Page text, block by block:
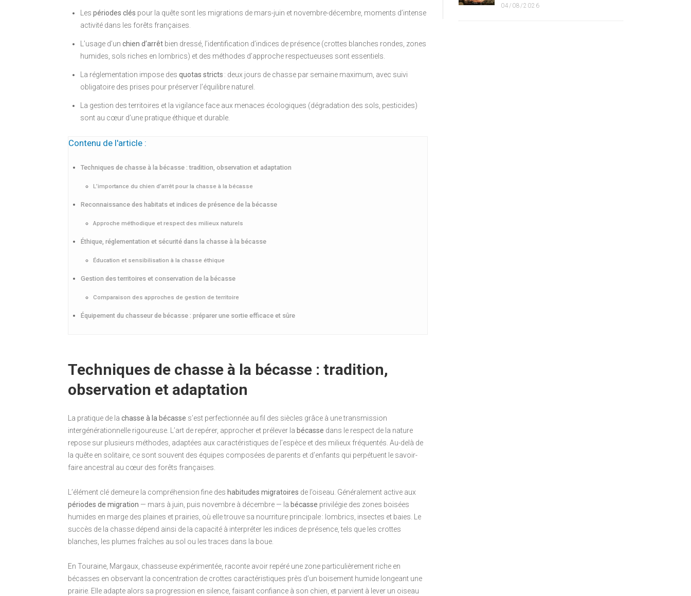
Les périodes clés pour la quête sont les migrations de mars-juin et novembre-décembre, moments d’intense
activité dans les forêts françaises.
L’usage d’un chien d’arrêt bien dressé, l’identification d’indices de présence (crottes blanches rondes, zones
humides, sols riches en lombrics) et des méthodes d’approche respectueuses sont essentiels.
La réglementation impose des quotas stricts : deux jours de chasse par semaine maximum, avec suivi
obligatoire des prises pour préserver l’équilibre naturel.
La gestion des territoires et la vigilance face aux menaces écologiques (dégradation des sols, pesticides)
sont au cœur d’une pratique éthique et durable.
Contenu de l'article :
Techniques de chasse à la bécasse : tradition, observation et adaptation
L’importance du chien d’arrêt pour la chasse à la bécasse
Reconnaissance des habitats et indices de présence de la bécasse
Approche méthodique et respect des milieux naturels
Éthique, réglementation et sécurité dans la chasse à la bécasse
Éducation et sensibilisation à la chasse éthique
Gestion des territoires et conservation de la bécasse
Comparaison des approches de gestion de territoire
Équipement du chasseur de bécasse : préparer une sortie efficace et sûre
Techniques de chasse à la bécasse : tradition,
observation et adaptation
La pratique de la chasse à la bécasse s’est perfectionnée au fil des siècles grâce à une transmission
intergénérationnelle rigoureuse. L’art de repérer, approcher et prélever la bécasse dans le respect de la nature
repose sur plusieurs méthodes, adaptées aux caractéristiques de l’espèce et des milieux fréquentés. Au-delà de
la quête en solitaire, ce sont souvent des équipes composées de parents et d’enfants qui perpétuent le savoir-
faire ancestral au cœur des forêts françaises.
L’élément clé demeure la compréhension fine des habitudes migratoires de l’oiseau. Généralement active aux
périodes de migration — mars à juin, puis novembre à décembre — la bécasse privilégie des zones boisées
humides en marge des plaines et prairies, où elle trouve sa nourriture principale : lombrics, insectes et baies. Le
succès de la chasse dépend ainsi de la capacité à interpréter les indices de présence, tels que les crottes
blanches, les plumes fraîches au sol ou les traces dans la boue.
En Touraine, Margaux, chasseuse expérimentée, raconte avoir repéré une zone particulièrement riche en
bécasses en observant la concentration de crottes caractéristiques près d’un boisement humide longeant une
prairie. Elle adapte alors sa progression en silence, faisant confiance à son chien, et parvient à lever un oiseau
04/08/2026